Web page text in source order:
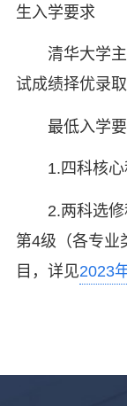
生入学要求
清华大学
试成绩择优录取
最低入学要
1.四科核心
2.两科选
第4级（各专业
目，详见2023